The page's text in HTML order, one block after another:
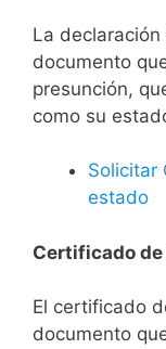
La
documento
presunción,
como su
Solicitar
estado
Certificado
El certificado
documento